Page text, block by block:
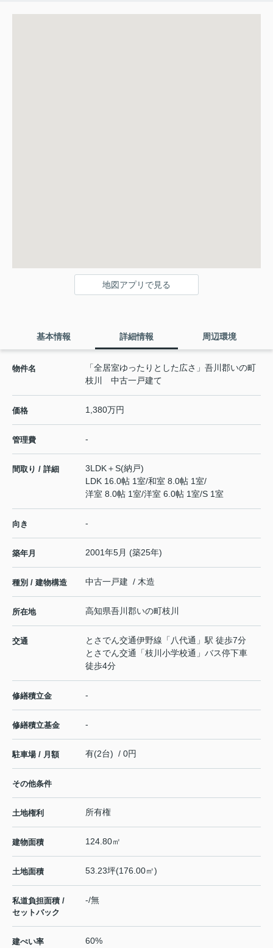
地図アプリで見る
基本情報 詳細情報 周辺環境
物件名
「全居室ゆったりとした広さ」吾川郡いの町
枝川 中古一戸建て
価格 1,380万円
管理費 -
間取り / 詳細
3LDK＋S(納戸)
LDK 16.0帖 1室/和室 8.0帖 1室/
洋室 8.0帖 1室/洋室 6.0帖 1室/S 1室
向き -
築年月 2001年5月 (築25年)
種別 / 建物構造 中古一戸建 / 木造
所在地 高知県吾川郡いの町枝川
交通 とさでん交通伊野線 「 八代通 」駅 徒歩7分
とさでん交通「枝川小学校通」バス停下車
徒歩4分
修繕積立金 -
修繕積立基金 -
駐車場 / 月額 有(2台) / 0円
その他条件
土地権利 所有権
建物面積 124.80㎡
土地面積 53.23坪(176.00㎡)
私道負担面積 /
セットバック
-/無
建ぺい率 60%